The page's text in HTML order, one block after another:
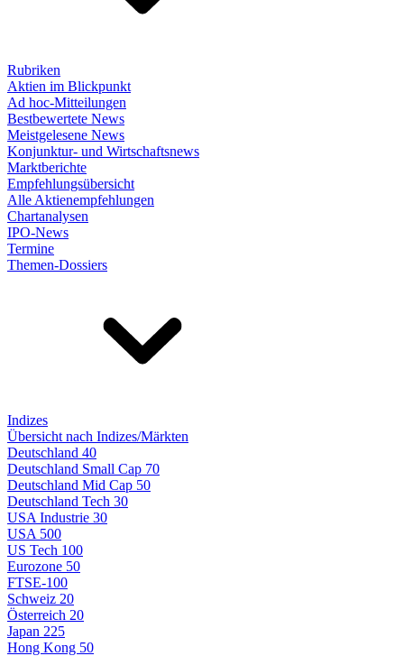
Rubriken
Aktien im Blickpunkt
Ad hoc-Mitteilungen
Bestbewertete News
Meistgelesene News
Konjunktur- und Wirtschaftsnews
Marktberichte
Empfehlungsübersicht
Alle Aktienempfehlungen
Chartanalysen
IPO-News
Termine
Themen-Dossiers
Indizes
Übersicht nach Indizes/Märkten
Deutschland 40
Deutschland Small Cap 70
Deutschland Mid Cap 50
Deutschland Tech 30
USA Industrie 30
USA 500
US Tech 100
Eurozone 50
FTSE-100
Schweiz 20
Österreich 20
Japan 225
Hong Kong 50